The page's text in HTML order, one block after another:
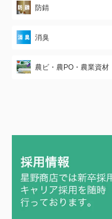
防錆
消臭
農ビ・農PO・農業資材